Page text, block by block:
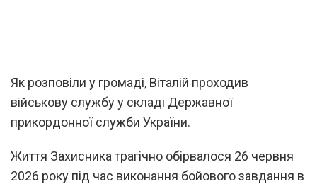
Як розповіли у громаді, Віталій проходив
військову службу у складі Державної
прикордонної служби України.
Життя Захисника трагічно обірвалося 26 червня
2026 року під час виконання бойового завдання в